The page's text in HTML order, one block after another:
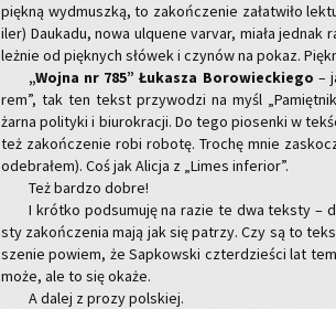
pięk­ną wy­dmusz­ką, to za­koń­cze­nie za­ła­twi­ło
iler) Dau­ka­du, nowa ulqu­ene va­rvar, miała
leż­nie od pięk­nych słó­wek i czy­nów na pokaz.
„Wojna nr 785” Łu­ka­sza Bo­ro­wiec­kie­go –
rem”, tak ten tekst przy­wo­dzi na myśl
żarna po­li­ty­ki i biu­ro­kra­cji. Do tego pio­sen­ki w
też za­koń­cze­nie robi ro­bo­tę. Tro­chę mnie
ode­bra­łem). Coś jak Ali­cja z „Limes in­fe­rior”.
Też bar­dzo dobre!
I krót­ko pod­su­mu­ję na razie te dwa tek­sty –
sty za­koń­cze­nia mają jak się pa­trzy. Czy są to
sze­nie po­wiem, że Sap­kow­ski czter­dzie­ści lat
może, ale to się okaże.
A dalej z prozy pol­skiej.